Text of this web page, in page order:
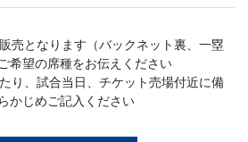
売となります（バックネット裏、一塁
希望の席種をお伝えください
り、試合当日、チケット売場付近に備
かじめご記入ください